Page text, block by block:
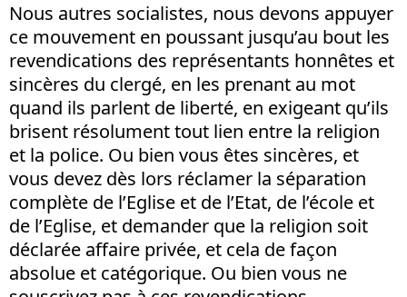
Nous autres socialistes, nous devons appuyer
ce mouvement en poussant jusqu’au bout les
revendications des représentants honnêtes et
sincères du clergé, en les prenant au mot
quand ils parlent de liberté, en exigeant qu’ils
brisent résolument tout lien entre la religion
et la police. Ou bien vous êtes sincères, et
vous devez dès lors réclamer la séparation
complète de l’Eglise et de l’Etat, de l’école et
de l’Eglise, et demander que la religion soit
déclarée affaire privée, et cela de façon
absolue et catégorique. Ou bien vous ne